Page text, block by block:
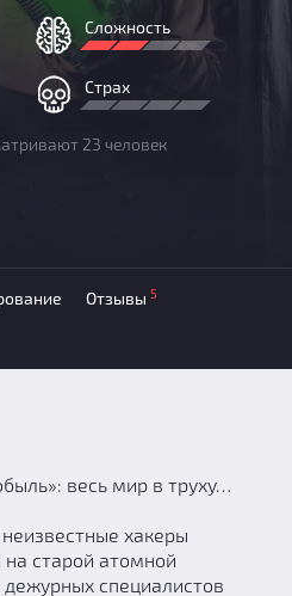
Сложность
Страх
23 человек
Отзывы 5
весь мир в труху…
хакеры
старой атомной
специалистов